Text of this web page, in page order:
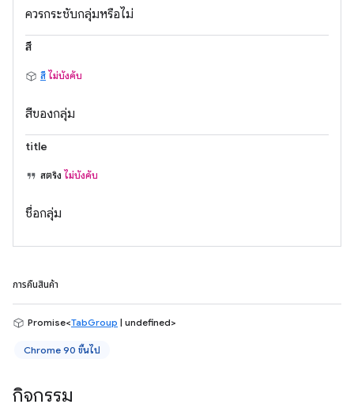
ควรกระชับกลุ่มหรือไม่
สี
สี ไม่บังคับ
สีของกลุ่ม
title
สตริง ไม่บังคับ
ชื่อกลุ่ม
การคืนสินค้า
Promise<TabGroup | undefined>
Chrome 90 ขึ้นไป
กิจกรรม